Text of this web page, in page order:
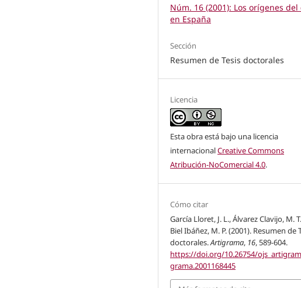
Núm. 16 (2001): Los orígenes del
en España
Sección
Resumen de Tesis doctorales
Licencia
Esta obra está bajo una licencia
internacionalCreative Commons
Atribución-NoComercial 4.0.
Cómo citar
García Lloret, J. L., Álvarez Clavijo, M.
Biel Ibáñez, M. P. (2001). Resumen de
doctorales.Artigrama, 16, 589-604.
https://doi.org/10.26754/
grama.2001168445